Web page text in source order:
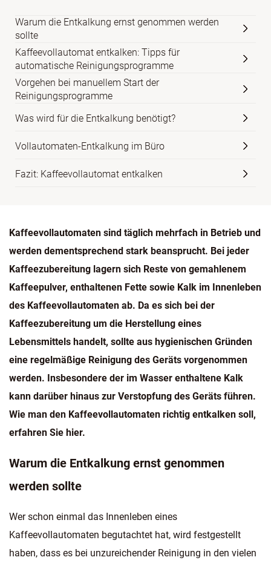
Warum die Entkalkung ernst genommen werden
sollte
Kaffeevollautomat entkalken: Tipps für
automatische Reinigungsprogramme
Vorgehen bei manuellem Start der
Reinigungsprogramme
Was wird für die Entkalkung benötigt?
Vollautomaten-Entkalkung im Büro
Fazit: Kaffeevollautomat entkalken
Kaffeevollautomaten sind täglich mehrfach in Betrieb und
werden dementsprechend stark beansprucht. Bei jeder
Kaffeezubereitung lagern sich Reste von gemahlenem
Kaffeepulver, enthaltenen Fette sowie Kalk im Innenleben
des Kaffeevollautomaten ab. Da es sich bei der
Kaffeezubereitung um die Herstellung eines
Lebensmittels handelt, sollte aus hygienischen Gründen
eine regelmäßige Reinigung des Geräts vorgenommen
werden. Insbesondere der im Wasser enthaltene Kalk
kann darüber hinaus zur Verstopfung des Geräts führen.
Wie man den Kaffeevollautomaten richtig entkalken soll,
erfahren Sie hier.
Warum die Entkalkung ernst genommen
werden sollte
Wer schon einmal das Innenleben eines
Kaffeevollautomaten begutachtet hat, wird festgestellt
haben, dass es bei unzureichender Reinigung in den vielen